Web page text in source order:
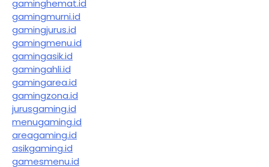
gaminghemat.id
gamingmurni.id
gamingjurus.id
gamingmenu.id
gamingasik.id
gamingahli.id
gamingarea.id
gamingzona.id
jurusgaming.id
menugaming.id
areagaming.id
asikgaming.id
gamesmenu.id